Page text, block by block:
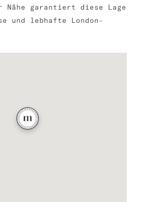
garantiert diese Lage
und lebhafte London-